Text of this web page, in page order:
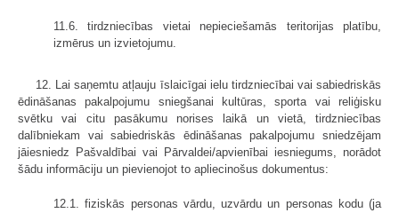
11.6. tirdzniecības vietai nepieciešamās teritorijas platību,
izmērus un izvietojumu.
12. Lai saņemtu atļauju īslaicīgai ielu tirdzniecībai vai sabiedriskās
ēdināšanas pakalpojumu sniegšanai kultūras, sporta vai reliģisku
svētku vai citu pasākumu norises laikā un vietā, tirdzniecības
dalībniekam vai sabiedriskās ēdināšanas pakalpojumu sniedzējam
jāiesniedz Pašvaldībai vai Pārvaldei/apvienībai iesniegums, norādot
šādu informāciju un pievienojot to apliecinošus dokumentus:
12.1. fiziskās personas vārdu, uzvārdu un personas kodu (ja